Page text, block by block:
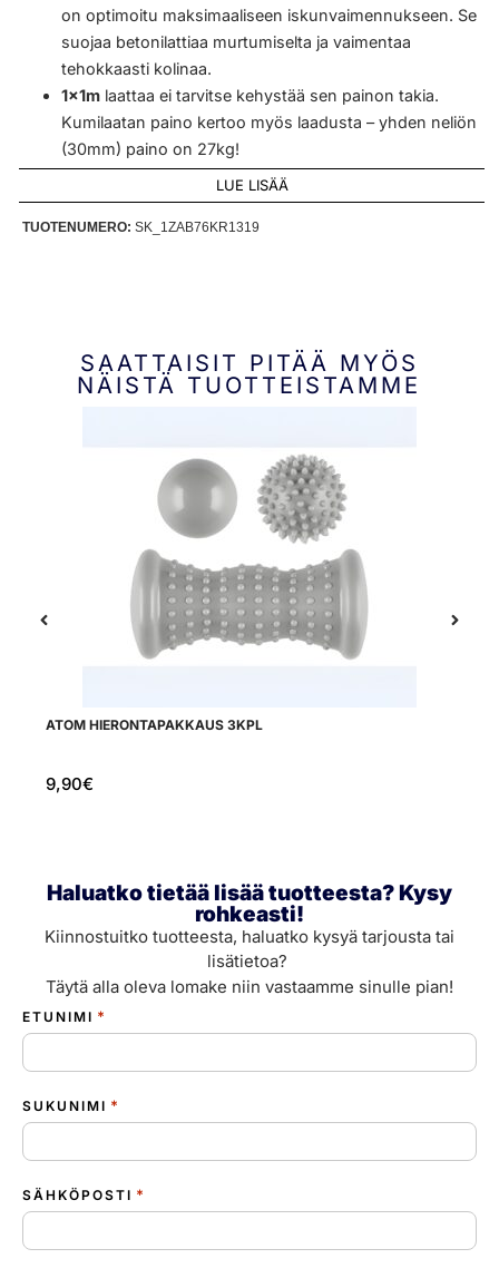
on optimoitu maksimaaliseen iskunvaimennukseen. Se
suojaa betonilattiaa murtumiselta ja vaimentaa
tehokkaasti kolinaa.
1x1m laattaa ei tarvitse kehystää sen painon takia.
Kumilaatan paino kertoo myös laadusta – yhden neliön
(30mm) paino on 27kg!
LUE LISÄÄ
TUOTENUMERO: SK_1ZAB76KR1319
SAATTAISIT PITÄÄ MYÖS
NÄISTÄ TUOTTEISTAMME
ATOM HIERONTAPAKKAUS 3KPL
9,90€
Haluatko tietää lisää tuotteesta? Kysy
rohkeasti!
Kiinnostuitko tuotteesta, haluatko kysyä tarjousta tai
lisätietoa?
Täytä alla oleva lomake niin vastaamme sinulle pian!
ETUNIMI *
SUKUNIMI *
SÄHKÖPOSTI *